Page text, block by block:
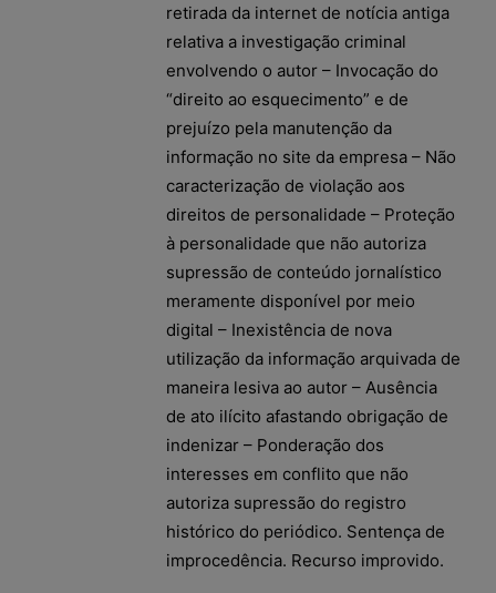
retirada da internet de notícia antiga
relativa a investigação criminal
envolvendo o autor – Invocação do
“direito ao esquecimento” e de
prejuízo pela manutenção da
informação no site da empresa – Não
caracterização de violação aos
direitos de personalidade – Proteção
à personalidade que não autoriza
supressão de conteúdo jornalístico
meramente disponível por meio
digital – Inexistência de nova
utilização da informação arquivada de
maneira lesiva ao autor – Ausência
de ato ilícito afastando obrigação de
indenizar – Ponderação dos
interesses em conflito que não
autoriza supressão do registro
histórico do periódico. Sentença de
improcedência. Recurso improvido.